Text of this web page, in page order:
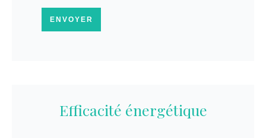
ENVOYER
Efficacité énergétique